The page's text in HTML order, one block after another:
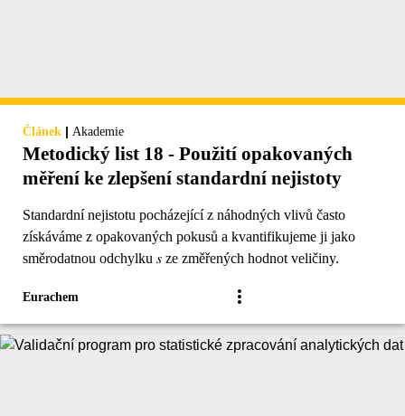
Článek | Akademie
Metodický list 18 - Použití opakovaných
měření ke zlepšení standardní nejistoty
Standardní nejistotu pocházející z náhodných vlivů často
získáváme z opakovaných pokusů a kvantifikujeme ji jako
směrodatnou odchylku 𝑠 ze změřených hodnot veličiny.
Eurachem